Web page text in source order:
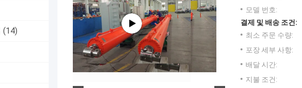
(14)
모델 번호:
결제 및 배송 조건:
최소 주문 수량:
포장 세부 사항:
배달 시간:
지불 조건: